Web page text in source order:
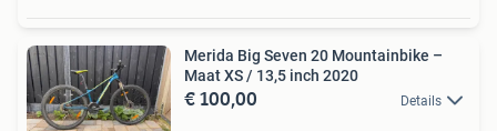
Merida Big Seven 20 Mountainbike –
Maat XS / 13,5 inch 2020
€ 100,00 Details